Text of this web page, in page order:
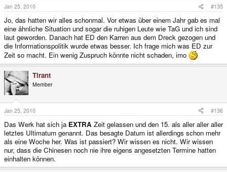
Jan 25, 2010 #135
Jo, das hatten wir alles schonmal. Vor etwas über einem Jahr gab es mal
eine ähnliche Situation und sogar die ruhigen Leute wie TaG und ich sind
laut geworden. Danach hat ED den Karren aus dem Dreck gezogen und
die Informationspolitik wurde etwas besser. Ich frage mich was ED zur
Zeit so macht. Ein wenig Zuspruch könnte nicht schaden, imo
Tirant
Member
Jan 25, 2010 #136
Das Werk hat sich ja EXTRA Zeit gelassen und den 15. als aller aller aller
letztes Ultimatum genannt. Das besagte Datum ist allerdings schon mehr
als eine Woche her. Was ist passiert? Wir wissen es nicht. Wir wissen
nur, dass die Chinesen noch nie ihre eigens angesetzten Termine hatten
einhalten können.